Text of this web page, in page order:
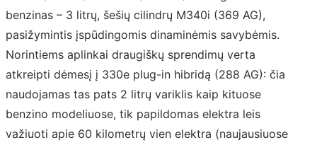
benzinas – 3 litrų, šešių cilindrų M340i (369 AG),
pasižymintis įspūdingomis dinaminėmis savybėmis.
Norintiems aplinkai draugiškų sprendimų verta
atkreipti dėmesį į 330e plug-in hibridą (288 AG): čia
naudojamas tas pats 2 litrų variklis kaip kituose
benzino modeliuose, tik papildomas elektra leis
važiuoti apie 60 kilometrų vien elektra (naujausiuose